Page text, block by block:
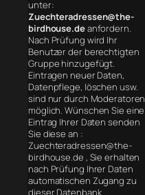
unter:
Zuechteradressen@the-
birdhouse.deanfordern.
Nach Prüfung wird Ihr
Benutzer der berechtigten
Gruppe hinzugefügt.
Eintragen neuer Daten,
Datenpflege, löschen usw.
sind nur durch Moderatoren
möglich. Wünschen Sie eine
Eintrag Ihrer Daten senden
Sie diese an :
Zuechteradressen@the-
birdhouse.de , Sie erhalten
nach Prüfung Ihrer Daten
automatischen Zugang zu
dieser Datenbank.